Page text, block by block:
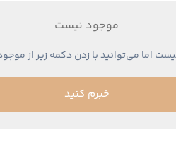
موجود نیست
اما می‌توانید با زدن دکمه زیر از
خبرم کنید